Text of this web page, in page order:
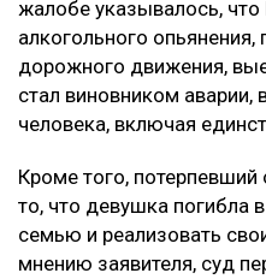
жалобе указывалось, что
алкогольного
дорожного движения,
стал виновником аварии,
человека, включая
Кроме того,
то, что девушка погибла
семью и реализовать
мнению заявителя, суд